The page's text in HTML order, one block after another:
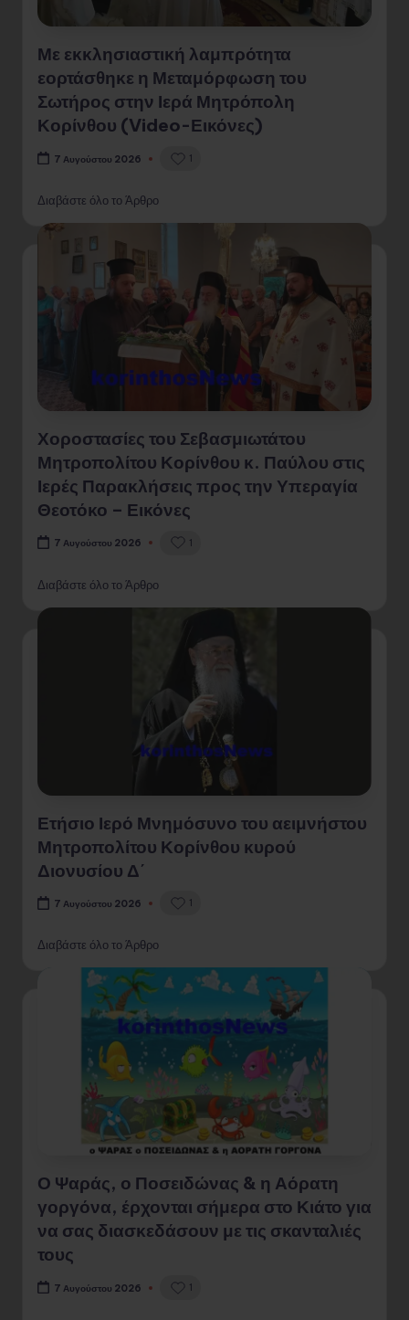
Με εκκλησιαστική λαμπρότητα
εορτάσθηκε η Μεταμόρφωση του
Σωτήρος στην Ιερά Μητρόπολη
Κορίνθου (Video-Εικόνες)
7 Αυγούστου 2026 1
Διαβάστε όλο το Άρθρο
Χοροστασίες του Σεβασμιωτάτου
Μητροπολίτου Κορίνθου κ. Παύλου στις
Ιερές Παρακλήσεις προς την Υπεραγία
Θεοτόκο – Εικόνες
7 Αυγούστου 2026 1
Διαβάστε όλο το Άρθρο
Ετήσιο Ιερό Μνημόσυνο του αειμνήστου
Μητροπολίτου Κορίνθου κυρού
Διονυσίου Δ΄
7 Αυγούστου 2026 1
Διαβάστε όλο το Άρθρο
Ο Ψαράς, ο Ποσειδώνας & η Αόρατη
γοργόνα, έρχονται σήμερα στο Κιάτο για
να σας διασκεδάσουν με τις σκανταλιές
τους
7 Αυγούστου 2026 1